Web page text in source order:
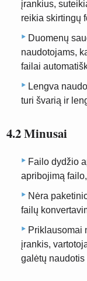
įrankius,
reikia skirtingų
Duomenų
naudotojams,
failai
Lengva
turi švarią ir
4.2 Minusai
Failo dydžio
apribojimą
Nėra
failų
Priklausomai
įrankis,
galėtų naudotis